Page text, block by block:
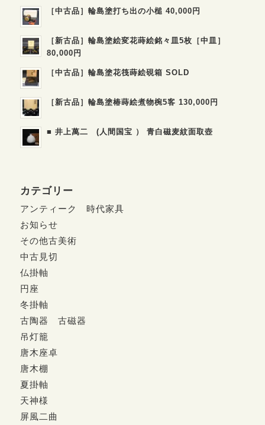
［中古品］輪島塗打ち出の小槌 40,000円
［新古品］輪島塗絵変花蒔絵銘々皿5枚［中皿］
80,000円
［中古品］輪島塗花筏蒔絵硯箱 SOLD
［新古品］輪島塗椿蒔絵煮物椀5客 130,000円
■ 井上萬二 (人間国宝 ） 青白磁麦紋面取壺
カテゴリー
アンティーク 時代家具
お知らせ
その他古美術
中古見切
仏掛軸
円座
冬掛軸
古陶器 古磁器
吊灯籠
唐木座卓
唐木棚
夏掛軸
天神様
屏風二曲